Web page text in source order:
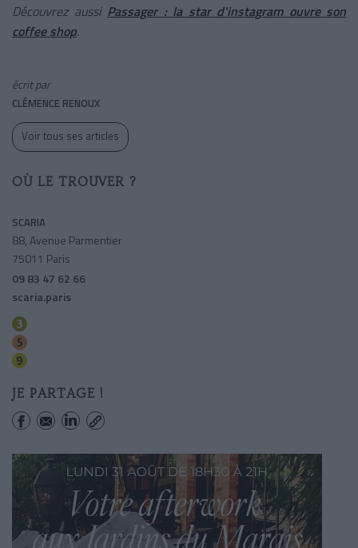
Découvrez aussi Passager : la star d'instagram ouvre son
coffee shop.
écrit par
CLÉMENCE RENOUX
Voir tous ses articles
OÙ LE TROUVER ?
SCARIA
88, Avenue Parmentier
75011 Paris
09 83 47 62 66
scaria.paris
JE PARTAGE !